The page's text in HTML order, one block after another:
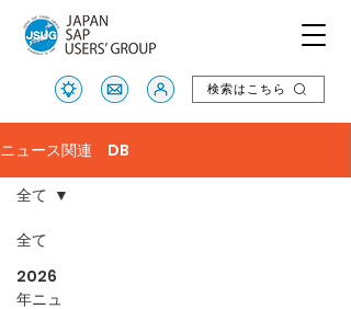
検索はこちら
検索はこちら
ニュース関連 DB
全て
2026
年ニュ
全て